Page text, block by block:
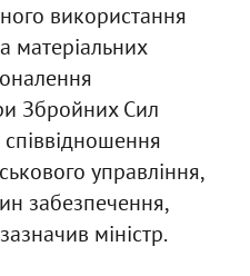
використання
матеріальних
Збройних Сил
управління,
забезпечення,
міністр.